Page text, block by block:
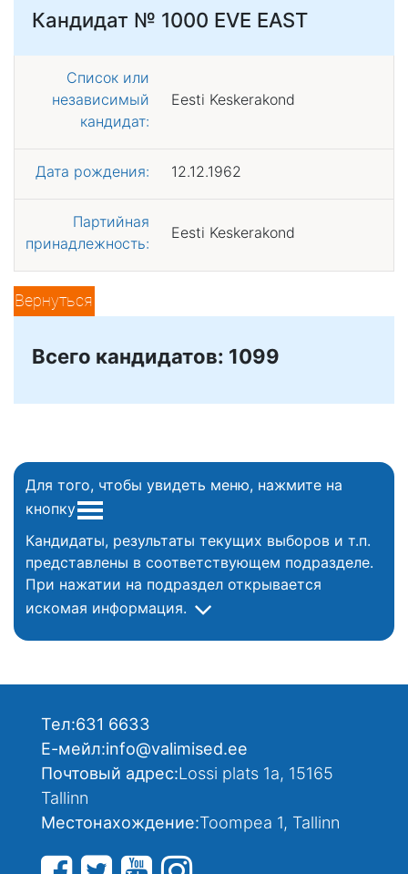
Кандидат № 1000 EVE EAST
Список или
независимый
кандидат:
Eesti Keskerakond
Дата рождения: 12.12.1962
Партийная
принадлежность:
Eesti Keskerakond
Вернуться
Всего кандидатов: 1099
Для того, чтобы увидеть меню, нажмите на
кнопку
Кандидаты, результаты текущих выборов и т.п.
представлены в соответствующем подразделе.
При нажатии на подраздел открывается
искомая информация.
Тел:631 6633
Е-мейл:info@valimised.ee
Почтовый адрес:Lossi plats 1a, 15165
Tallinn
Местонахождение:Toompea 1, Tallinn